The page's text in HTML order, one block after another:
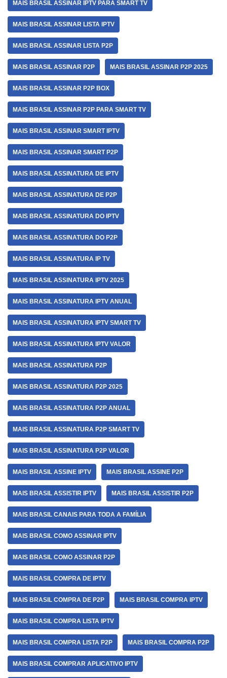
MAIS BRASIL ASSINAR IPTV PARA SMART TV
MAIS BRASIL ASSINAR LISTA IPTV
MAIS BRASIL ASSINAR LISTA P2P
MAIS BRASIL ASSINAR P2P MAIS BRASIL ASSINAR P2P 2025
MAIS BRASIL ASSINAR P2P BOX
MAIS BRASIL ASSINAR P2P PARA SMART TV
MAIS BRASIL ASSINAR SMART IPTV
MAIS BRASIL ASSINAR SMART P2P
MAIS BRASIL ASSINATURA DE IPTV
MAIS BRASIL ASSINATURA DE P2P
MAIS BRASIL ASSINATURA DO IPTV
MAIS BRASIL ASSINATURA DO P2P
MAIS BRASIL ASSINATURA IP TV
MAIS BRASIL ASSINATURA IPTV 2025
MAIS BRASIL ASSINATURA IPTV ANUAL
MAIS BRASIL ASSINATURA IPTV SMART TV
MAIS BRASIL ASSINATURA IPTV VALOR
MAIS BRASIL ASSINATURA P2P
MAIS BRASIL ASSINATURA P2P 2025
MAIS BRASIL ASSINATURA P2P ANUAL
MAIS BRASIL ASSINATURA P2P SMART TV
MAIS BRASIL ASSINATURA P2P VALOR
MAIS BRASIL ASSINE IPTV MAIS BRASIL ASSINE P2P
MAIS BRASIL ASSISTIR IPTV MAIS BRASIL ASSISTIR P2P
MAIS BRASIL CANAIS PARA TODA A FAMÍLIA
MAIS BRASIL COMO ASSINAR IPTV
MAIS BRASIL COMO ASSINAR P2P
MAIS BRASIL COMPRA DE IPTV
MAIS BRASIL COMPRA DE P2P MAIS BRASIL COMPRA IPTV
MAIS BRASIL COMPRA LISTA IPTV
MAIS BRASIL COMPRA LISTA P2P MAIS BRASIL COMPRA P2P
MAIS BRASIL COMPRAR APLICATIVO IPTV